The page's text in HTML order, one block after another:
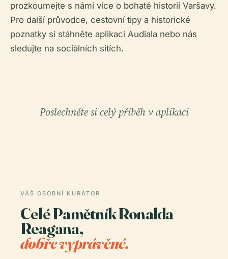
prozkoumejte s námi více o bohaté historii Varšavy.
Pro další průvodce, cestovní tipy a historické
poznatky si stáhněte aplikaci Audiala nebo nás
sledujte na sociálních sítích.
Poslechněte si celý příběh v aplikaci
VÁŠ OSOBNÍ KURÁTOR
Celé Pamětník Ronalda
Reagana,
dobře vyprávěné.